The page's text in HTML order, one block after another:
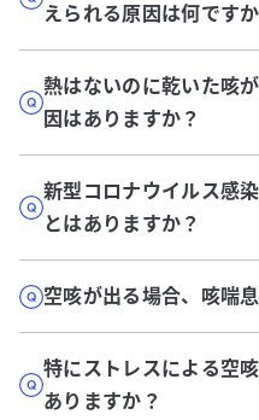
えられる原因は何です
熱はないのに乾いた咳
因はありますか？
新型コロナウイルス感
とはありますか？
空咳が出る場合、咳喘
特にストレスによる空
ありますか？